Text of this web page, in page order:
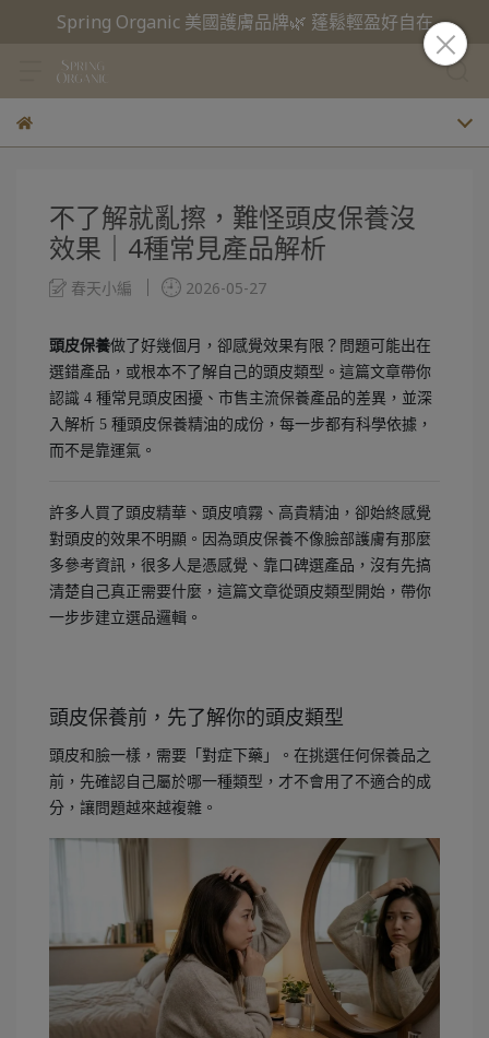
Spring Organic 美國護膚品牌🌿 蓬鬆輕盈好自在
不了解就亂擦，難怪頭皮保養沒
效果｜4種常見產品解析
春天小編 2026-05-27
頭皮保養做了好幾個月，卻感覺效果有限？問題可能出在
選錯產品，或根本不了解自己的頭皮類型。這篇文章帶你
認識 4 種常見頭皮困擾、市售主流保養產品的差異，並深
入解析 5 種頭皮保養精油的成份，每一步都有科學依據，
而不是靠運氣。
許多人買了頭皮精華、頭皮噴霧、高貴精油，卻始終感覺
對頭皮的效果不明顯。因為頭皮保養不像臉部護膚有那麼
多參考資訊，很多人是憑感覺、靠口碑選產品，沒有先搞
清楚自己真正需要什麼，這篇文章從頭皮類型開始，帶你
一步步建立選品邏輯。
頭皮保養前，先了解你的頭皮類型
頭皮和臉一樣，需要「對症下藥」。在挑選任何保養品之
前，先確認自己屬於哪一種類型，才不會用了不適合的成
分，讓問題越來越複雜。